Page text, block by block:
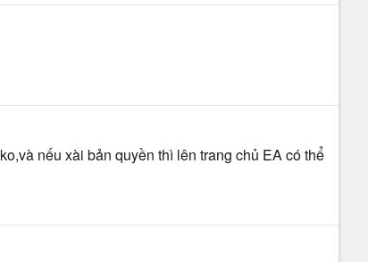
nếu xài bản quyền thì lên trang chủ EA có thể